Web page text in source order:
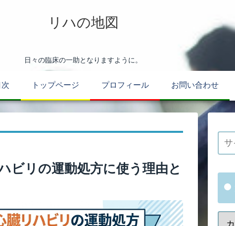
リハの地図
日々の臨床の一助となりますように。
次 トップページ プロフィール お問い合わせ
ビリの運動処方に使う理由と